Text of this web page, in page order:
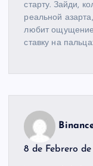
старту. Зайди,
реальной
любит ощущение
ставку на
8 de Febrero de